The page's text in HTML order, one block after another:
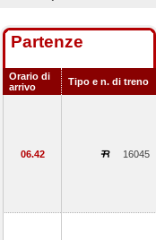
Partenze
Orario di
arrivo
Tipo e n. di treno
06.42 16045